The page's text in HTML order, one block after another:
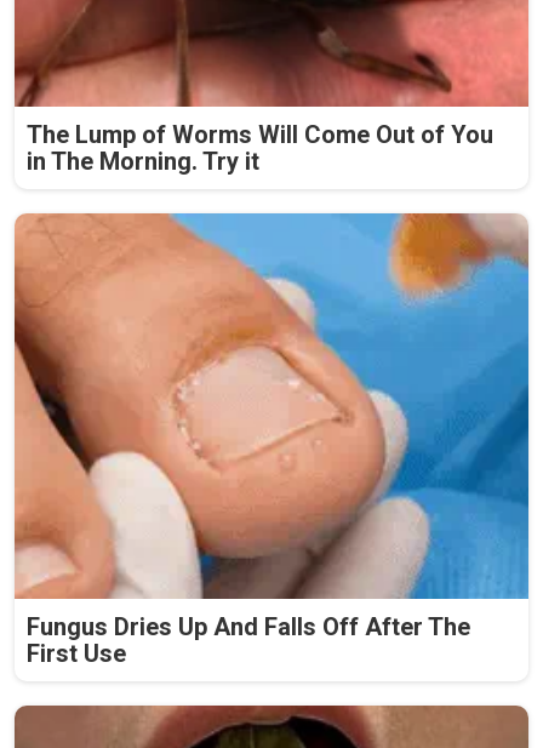
The Lump of Worms Will Come Out of You
in The Morning. Try it
Fungus Dries Up And Falls Off After The
First Use